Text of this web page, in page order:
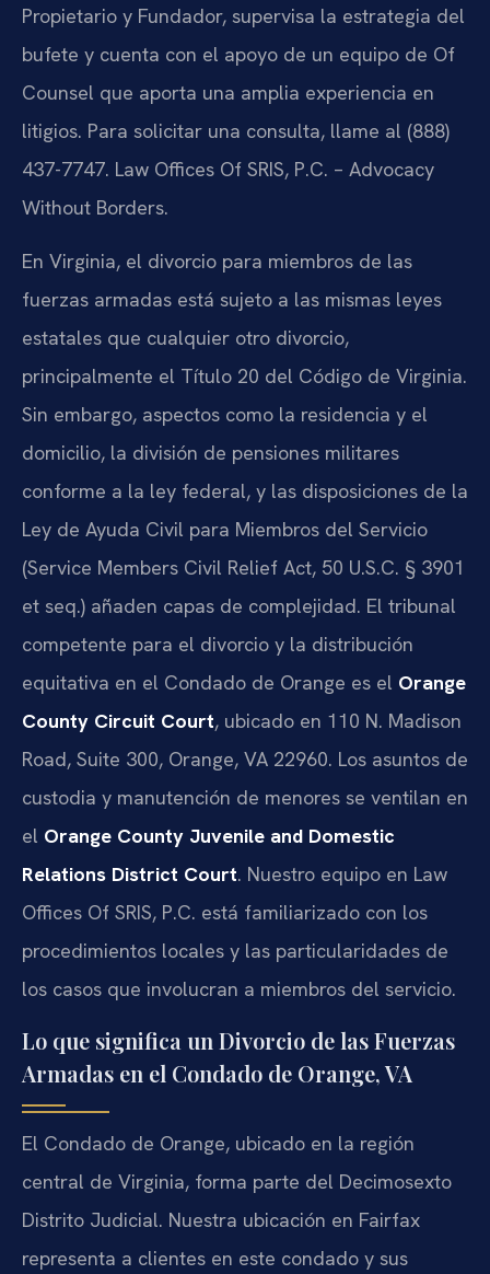
Propietario y Fundador, supervisa la estrategia del
bufete y cuenta con el apoyo de un equipo de Of
Counsel que aporta una amplia experiencia en
litigios. Para solicitar una consulta, llame al (888)
437-7747. Law Offices Of SRIS, P.C. – Advocacy
Without Borders.
En Virginia, el divorcio para miembros de las
fuerzas armadas está sujeto a las mismas leyes
estatales que cualquier otro divorcio,
principalmente el Título 20 del Código de Virginia.
Sin embargo, aspectos como la residencia y el
domicilio, la división de pensiones militares
conforme a la ley federal, y las disposiciones de la
Ley de Ayuda Civil para Miembros del Servicio
(Service Members Civil Relief Act, 50 U.S.C. § 3901
et seq.) añaden capas de complejidad. El tribunal
competente para el divorcio y la distribución
equitativa en el Condado de Orange es el Orange
County Circuit Court, ubicado en 110 N. Madison
Road, Suite 300, Orange, VA 22960. Los asuntos de
custodia y manutención de menores se ventilan en
el Orange County Juvenile and Domestic
Relations District Court. Nuestro equipo en Law
Offices Of SRIS, P.C. está familiarizado con los
procedimientos locales y las particularidades de
los casos que involucran a miembros del servicio.
Lo que significa un Divorcio de las Fuerzas
Armadas en el Condado de Orange, VA
El Condado de Orange, ubicado en la región
central de Virginia, forma parte del Decimosexto
Distrito Judicial. Nuestra ubicación en Fairfax
representa a clientes en este condado y sus